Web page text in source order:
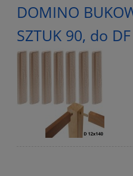
DOMINO
SZTUK 90, do